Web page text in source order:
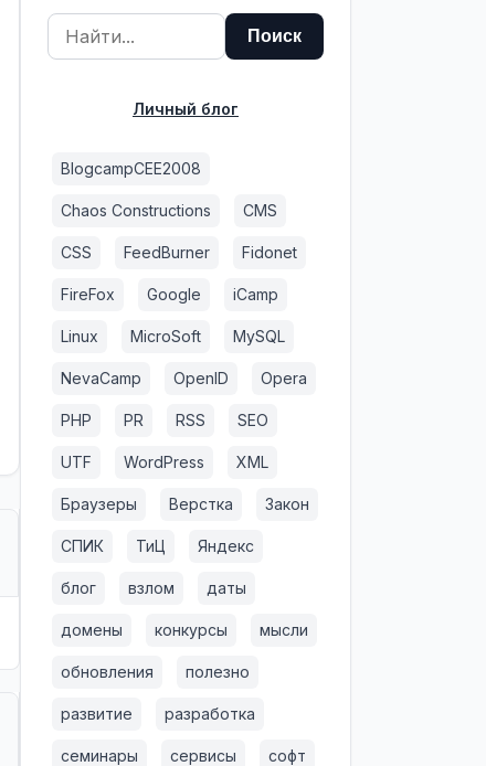
Личный блог
BlogcampCEE2008
Chaos Constructions CMS
CSS FeedBurner Fidonet
FireFox Google iCamp
Linux MicroSoft MySQL
NevaCamp OpenID Opera
PHP PR RSS SEO
UTF WordPress XML
Браузеры Верстка Закон
СПИК ТиЦ Яндекс
блог взлом даты
домены конкурсы мысли
обновления полезно
развитие разработка
семинары сервисы софт